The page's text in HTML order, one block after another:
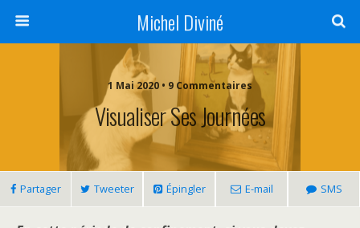
Michel Diviné
1 Mai 2020 • 9 Commentaires
Visualiser Ses Journées
Partager Tweeter Épingler E-mail SMS